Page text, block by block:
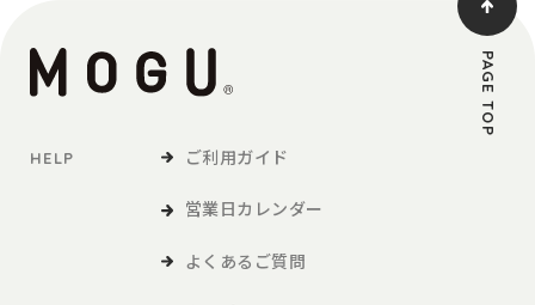
HELP ご利用ガイド
営業日カレンダー
よくあるご質問
PAGE TOP